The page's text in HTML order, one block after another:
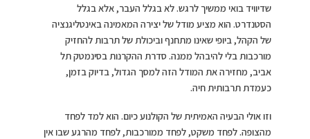
שדיוויד בואי ממשיך לרגש. לא בגלל העבר, אלא בגלל
הסטנדרט. הוא מציע מודל של יצירה המאמינה באינטליגנציה
של הקהל, ביופי שאינו מתחנף וביכולת של תרבות להחזיק
מורכבות בלי להיבהל ממנה. סדרת ההקרנות בסינמטק תל
אביב, מחזירה את המודל הזה למסך הגדול, בדיוק בזמן,
כעמדת תרבותית חיה.
וזו אולי הבעיה האמיתית של הקולנוע כיום. הוא למד לפחד
מהצופה. לפחד משקט, לפחד ממורכבות, לפחד מהרגע שבו אין